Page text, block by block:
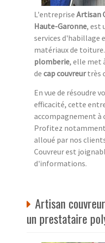
L'entreprise Artisan
Haute-Garonne, est
services d'habillage
matériaux de
plomberie, elle met
de cap couvreurtrès
En vue de résoudre
efficacité, cette
accompagnement à
Profitez
alloué par nos
Couvreur est
d'informations.
Artisan
un prestataire